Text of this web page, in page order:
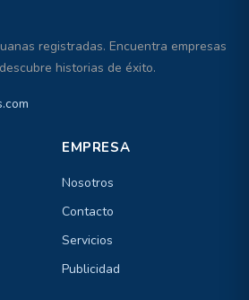
registradas. Encuentra empresas
historias de éxito.
EMPRESA
Nosotros
Contacto
Servicios
Publicidad